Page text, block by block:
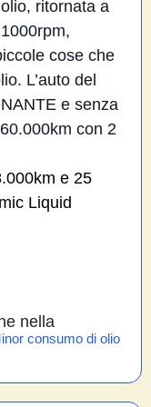
ritornata a
cose che
L’auto del
e senza
con 2
e 25
Liquid
nella
consumo di olio